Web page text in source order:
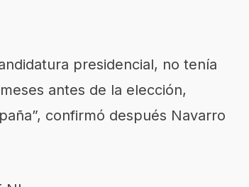
presidencial, no tenía
antes de la elección,
confirmó después Navarro